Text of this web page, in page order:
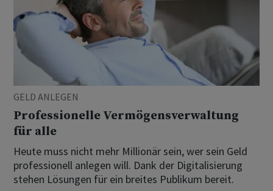
GELD ANLEGEN
Professionelle Vermögensverwaltung
für alle
Heute muss nicht mehr Millionär sein, wer sein Geld
professionell anlegen will. Dank der Digitalisierung
stehen Lösungen für ein breites Publikum bereit.